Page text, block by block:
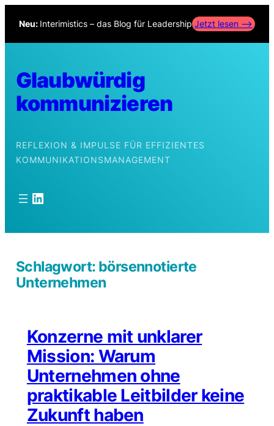
Inhalt
Neu: Interimistics – das Blog für Leadership Jetzt lesen –>
Glaubwürdig
kommunizieren
REFLEXION & IMPULSE FÜR EFFIZIENTES
KOMMUNIKATIONSMANAGEMENT
LinkedIn
Schlagwort: börsennotierte
Unternehmen
Konzerne mit unklarer
Mission: Warum
Unternehmen ohne
praktikable Leitbilder keine
Zukunft haben